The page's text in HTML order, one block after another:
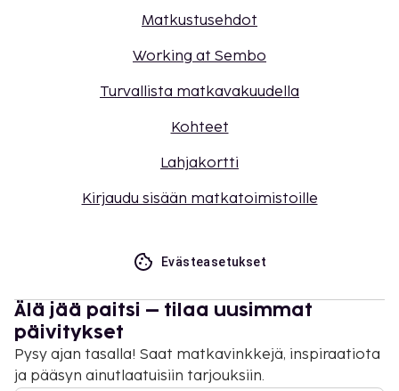
Matkustusehdot
Working at Sembo
Turvallista matkavakuudella
Kohteet
Lahjakortti
Kirjaudu sisään matkatoimistoille
Evästeasetukset
Älä jää paitsi – tilaa uusimmat
päivitykset
Pysy ajan tasalla! Saat matkavinkkejä, inspiraatiota
ja pääsyn ainutlaatuisiin tarjouksiin.